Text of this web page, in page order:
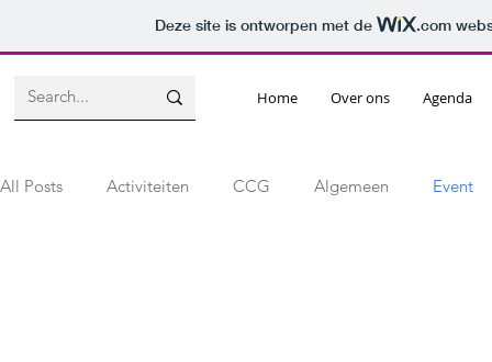
Deze site is ontworpen met de .com
Home Over ons Agenda
All Posts Activiteiten CCG Algemeen Event